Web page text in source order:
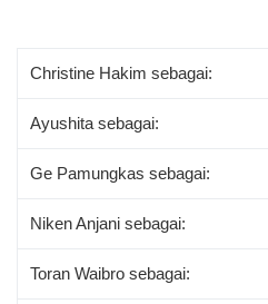
Christine Hakim sebagai:
Ayushita sebagai:
Ge Pamungkas sebagai:
Niken Anjani sebagai:
Toran Waibro sebagai: